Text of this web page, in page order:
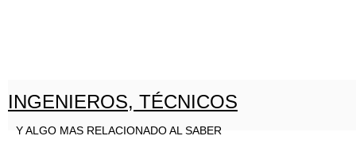
INGENIEROS, TÉCNICOS
Y ALGO MAS RELACIONADO AL SABER